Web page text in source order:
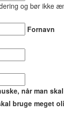
og bør ikke
Fornavn
når man
bruge meget